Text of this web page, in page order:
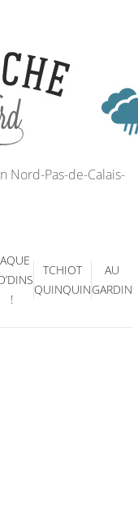
Nord-Pas-de-Calais-
!
TCHIOT
QUINQUIN
AU
GARDIN